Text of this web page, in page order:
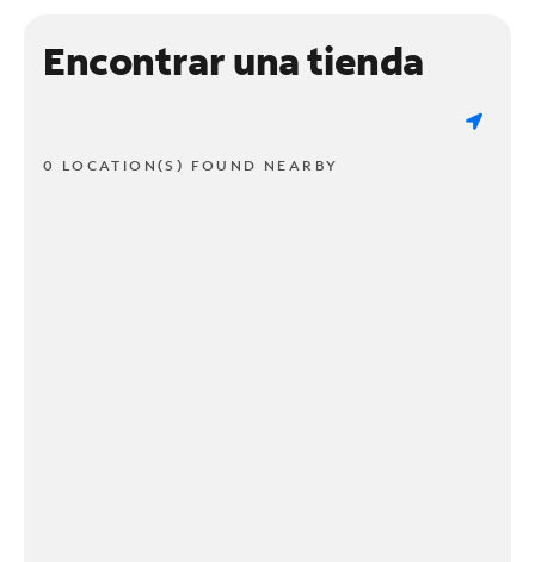
Encontrar una tienda
0 LOCATION(S) FOUND NEARBY